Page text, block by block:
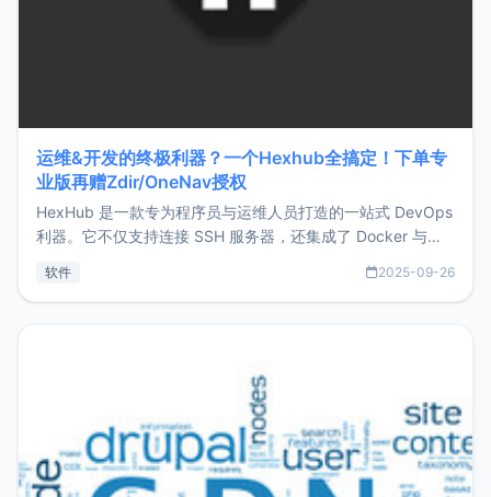
运维&开发的终极利器？一个Hexhub全搞定！下单专
业版再赠Zdir/OneNav授权
HexHub 是一款专为程序员与运维人员打造的一站式 DevOps
利器。它不仅支持连接 SSH 服务器，还集成了 Docker 与常
件间频繁切换，仅凭 HexHub 即可同时搞定运维与数据库操
软件 2025-09-26